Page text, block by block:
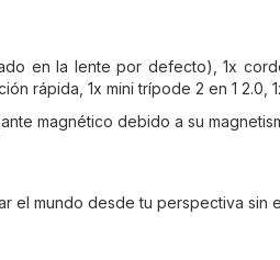
en la lente por defecto), 1x
rápida, 1x mini trípode 2 en 1 2.0,
magnético debido a su
el mundo desde tu perspectiva sin